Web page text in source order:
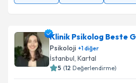
Klinik Psikolog Beste
Psikoloji +1diğer
İstanbul, Kartal
5 (12 Değerlendirme)